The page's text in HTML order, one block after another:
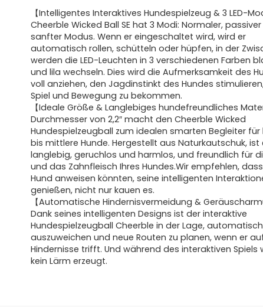
【Intelligentes Interaktives Hundespielzeug & 3 LED-
Cheerble Wicked Ball SE hat 3 Modi: Normaler,
sanfter Modus. Wenn er eingeschaltet wird, wird er
automatisch rollen, schütteln oder hüpfen, in der
werden die LED-Leuchten in 3 verschiedenen Farben
und lila wechseln. Dies wird die Aufmerksamkeit des
voll anziehen, den Jagdinstinkt des Hundes
Spiel und Bewegung zu bekommen.
【Ideale Größe & Langlebiges hundefreundliches
Durchmesser von 2,2″ macht den Cheerble Wicked
Hundespielzeugball zum idealen smarten Begleiter für
bis mittlere Hunde. Hergestellt aus Naturkautschuk, ist
langlebig, geruchlos und harmlos, und freundlich für
und das Zahnfleisch Ihres Hundes.Wir empfehlen, dass
Hund anweisen könnten, seine intelligenten
genießen, nicht nur kauen es.
【Automatische Hindernisvermeidung &
Dank seines intelligenten Designs ist der interaktive
Hundespielzeugball Cheerble in der Lage, automatisch
auszuweichen und neue Routen zu planen, wenn er
Hindernisse trifft. Und während des interaktiven Spiels
kein Lärm erzeugt.